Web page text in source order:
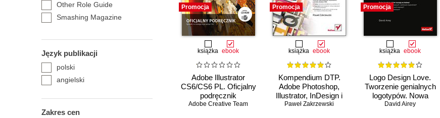
Other Role Guide
Smashing Magazine
Język publikacji
polski
angielski
Zakres cen
Promocja
książka ebook
Adobe Illustrator
CS6/CS6 PL. Oficjalny
podręcznik
Adobe Creative Team
Promocja
książka ebook
Kompendium DTP.
Adobe Photoshop,
Illustrator, InDesign i
Acrobat w praktyce.
Paweł Zakrzewski
Promocja
książka ebook
Logo Design Love.
Tworzenie genialnych
logotypów. Nowa
odsłona
David Airey